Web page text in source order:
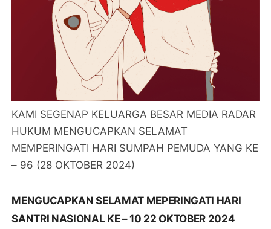
KAMI SEGENAP KELUARGA BESAR MEDIA RADAR
HUKUM MENGUCAPKAN SELAMAT
MEMPERINGATI HARI SUMPAH PEMUDA YANG KE
– 96 (28 OKTOBER 2024)
MENGUCAPKAN SELAMAT MEPERINGATI HARI
SANTRI NASIONAL KE – 10 22 OKTOBER 2024